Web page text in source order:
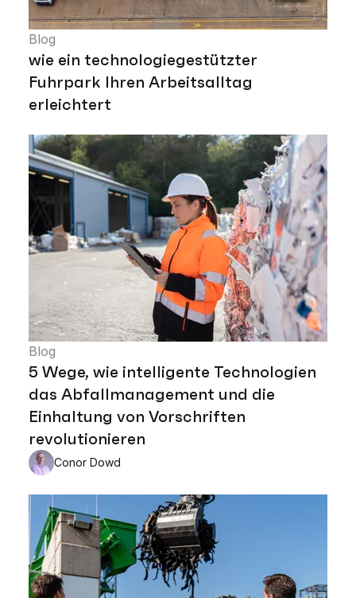
Blog
wie ein technologiegestützter
Fuhrpark Ihren Arbeitsalltag
erleichtert
Blog
5 Wege, wie intelligente Technologien
das Abfallmanagement und die
Einhaltung von Vorschriften
revolutionieren
Conor Dowd